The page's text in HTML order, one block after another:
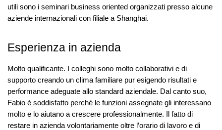
utili sono i seminari business oriented organizzati presso alcune
aziende internazionali con filiale a Shanghai.
Esperienza in azienda
Molto qualificante. I colleghi sono molto collaborativi e di
supporto creando un clima familiare pur esigendo risultati e
performance adeguate allo standard aziendale. Dal canto suo,
Fabio è soddisfatto perché le funzioni assegnate gli interessano
molto e lo aiutano a crescere professionalmente. Il fatto di
restare in azienda volontariamente oltre l’orario di lavoro e di